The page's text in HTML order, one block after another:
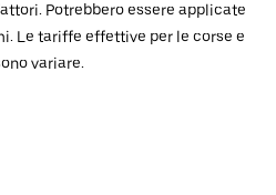
Potrebbero essere applicate
Le tariffe effettive per le corse e
variare.